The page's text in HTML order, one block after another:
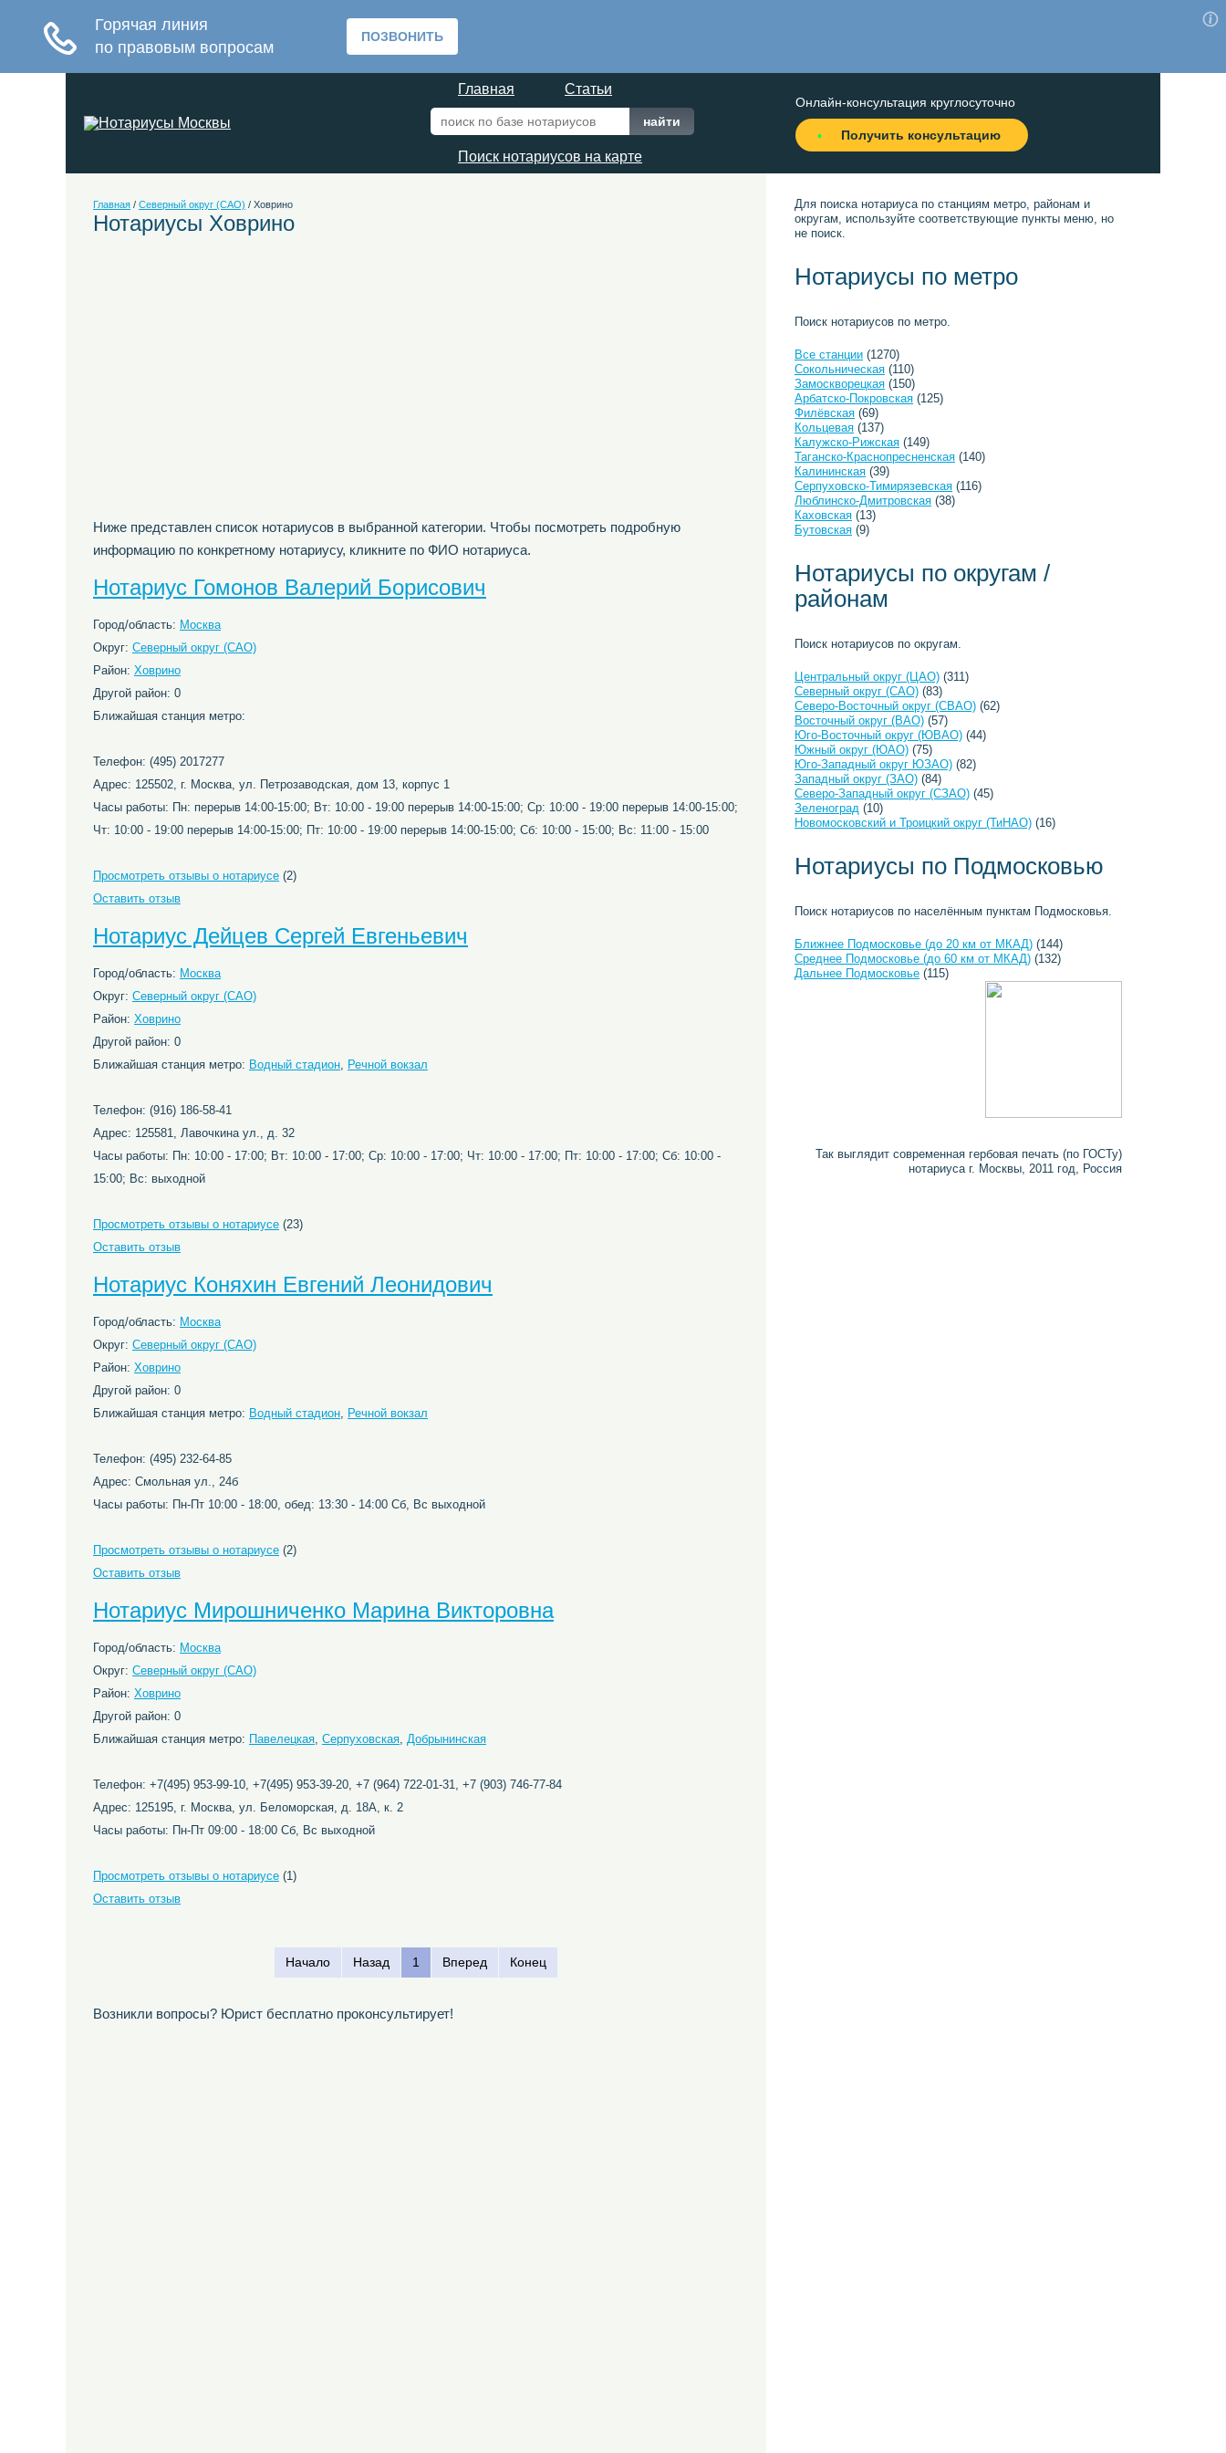
Главная Статьи
Поиск нотариусов на карте
Онлайн-консультация круглосуточно
Получить консультацию
Главная / Северный округ (САО) / Ховрино
Нотариусы Ховрино
Ниже представлен список нотариусов в выбранной категории. Чтобы посмотреть подробную
информацию по конкретному нотариусу, кликните по ФИО нотариуса.
Нотариус Гомонов Валерий Борисович
Город/область: Москва
Округ: Северный округ (САО)
Район: Ховрино
Другой район: 0
Ближайшая станция метро:
Телефон: (495) 2017277
Адрес: 125502, г. Москва, ул. Петрозаводская, дом 13, корпус 1
Часы работы: Пн: перерыв 14:00-15:00; Вт: 10:00 - 19:00 перерыв 14:00-15:00; Ср: 10:00 - 19:00 перерыв 14:00-15:00;
Чт: 10:00 - 19:00 перерыв 14:00-15:00; Пт: 10:00 - 19:00 перерыв 14:00-15:00; Сб: 10:00 - 15:00; Вс: 11:00 - 15:00
Просмотреть отзывы о нотариусе (2)
Оставить отзыв
Нотариус Дейцев Сергей Евгеньевич
Город/область: Москва
Округ: Северный округ (САО)
Район: Ховрино
Другой район: 0
Ближайшая станция метро: Водный стадион, Речной вокзал
Телефон: (916) 186-58-41
Адрес: 125581, Лавочкина ул., д. 32
Часы работы: Пн: 10:00 - 17:00; Вт: 10:00 - 17:00; Ср: 10:00 - 17:00; Чт: 10:00 - 17:00; Пт: 10:00 - 17:00; Сб: 10:00 -
15:00; Вс: выходной
Просмотреть отзывы о нотариусе (23)
Оставить отзыв
Нотариус Коняхин Евгений Леонидович
Город/область: Москва
Округ: Северный округ (САО)
Район: Ховрино
Другой район: 0
Ближайшая станция метро: Водный стадион, Речной вокзал
Телефон: (495) 232-64-85
Адрес: Смольная ул., 24б
Часы работы: Пн-Пт 10:00 - 18:00, обед: 13:30 - 14:00 Сб, Вс выходной
Просмотреть отзывы о нотариусе (2)
Оставить отзыв
Нотариус Мирошниченко Марина Викторовна
Город/область: Москва
Округ: Северный округ (САО)
Район: Ховрино
Другой район: 0
Ближайшая станция метро: Павелецкая, Серпуховская, Добрынинская
Телефон: +7(495) 953-99-10, +7(495) 953-39-20, +7 (964) 722-01-31, +7 (903) 746-77-84
Адрес: 125195, г. Москва, ул. Беломорская, д. 18А, к. 2
Часы работы: Пн-Пт 09:00 - 18:00 Сб, Вс выходной
Просмотреть отзывы о нотариусе (1)
Оставить отзыв
Начало Назад 1 Вперед Конец
Возникли вопросы? Юрист бесплатно проконсультирует!
Для поиска нотариуса по станциям метро, районам и
округам, используйте соответствующие пункты меню, но
не поиск.
Нотариусы по метро
Поиск нотариусов по метро.
Все станции (1270)
Сокольническая (110)
Замоскворецкая (150)
Арбатско-Покровская (125)
Филёвская (69)
Кольцевая (137)
Калужско-Рижская (149)
Таганско-Краснопресненская (140)
Калининская (39)
Серпуховско-Тимирязевская (116)
Люблинско-Дмитровская (38)
Каховская (13)
Бутовская (9)
Нотариусы по округам /
районам
Поиск нотариусов по округам.
Центральный округ (ЦАО) (311)
Северный округ (САО) (83)
Северо-Восточный округ (СВАО) (62)
Восточный округ (ВАО) (57)
Юго-Восточный округ (ЮВАО) (44)
Южный округ (ЮАО) (75)
Юго-Западный округ ЮЗАО) (82)
Западный округ (ЗАО) (84)
Северо-Западный округ (СЗАО) (45)
Зеленоград (10)
Новомосковский и Троицкий округ (ТиНАО) (16)
Нотариусы по Подмосковью
Поиск нотариусов по населённым пунктам Подмосковья.
Ближнее Подмосковье (до 20 км от МКАД) (144)
Среднее Подмосковье (до 60 км от МКАД) (132)
Дальнее Подмосковье (115)
Так выглядит современная гербовая печать (по ГОСТу)
нотариуса г. Москвы, 2011 год, Россия